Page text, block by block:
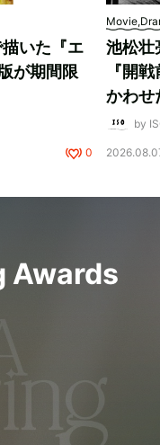
いた『エ
が期間限
0
池松壮
『開
かわせ
by
Awards